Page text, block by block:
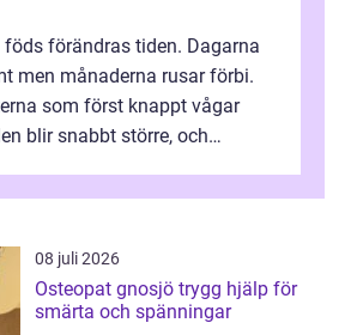
föds förändras tiden. Dagarna
men månaderna rusar förbi.
som först knappt vågar
blir snabbt större, och
08 juli 2026
Osteopat gnosjö trygg hjälp för
smärta och spänningar